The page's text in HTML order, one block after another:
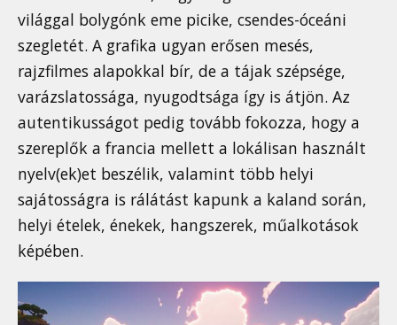
világgal bolygónk eme picike, csendes-óceáni
szegletét. A grafika ugyan erősen mesés,
rajzfilmes alapokkal bír, de a tájak szépsége,
varázslatossága, nyugodtsága így is átjön. Az
autentikusságot pedig tovább fokozza, hogy a
szereplők a francia mellett a lokálisan használt
nyelv(ek)et beszélik, valamint több helyi
sajátosságra is rálátást kapunk a kaland során,
helyi ételek, énekek, hangszerek, műalkotások
képében.